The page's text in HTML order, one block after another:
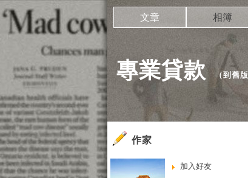
專業貸款 （到舊版
文章 相簿
作家
加入好友